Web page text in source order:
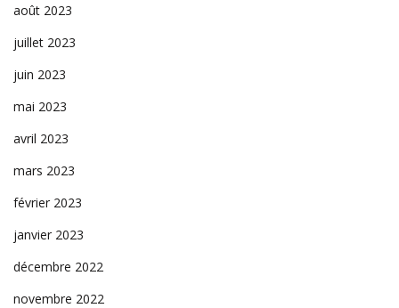
août 2023
juillet 2023
juin 2023
mai 2023
avril 2023
mars 2023
février 2023
janvier 2023
décembre 2022
novembre 2022